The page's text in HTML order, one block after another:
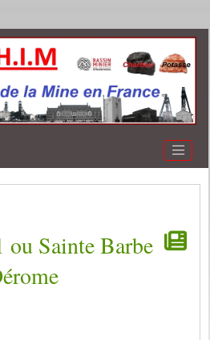
ou Sainte Barbe